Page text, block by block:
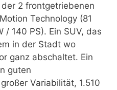
2 frontgetriebenen
Technology (81
/ 140 PS). Ein SUV, das
in der Stadt wo
ganz abschaltet. Ein
guten
Variabilität, 1.510